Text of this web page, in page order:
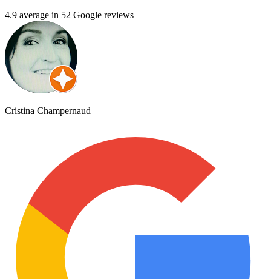
4.9 average in 52 Google reviews
Cristina Champernaud